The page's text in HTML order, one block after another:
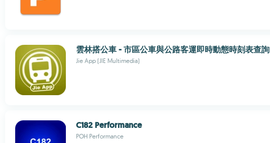
雲林搭公車 - 市區公車與公路客運即時動態時刻表查詢
Jie App (JIE Multimedia)
C182 Performance
POH Performance